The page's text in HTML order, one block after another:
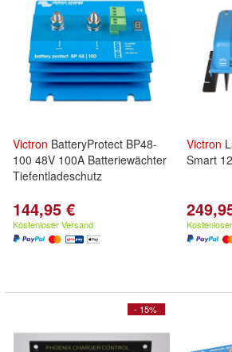
Victron BatteryProtect BP48-
100 48V 100A Batteriewächter
Tiefentladeschutz
144,95 €
Kostenloser Versand
Victron
Smart
- 15%